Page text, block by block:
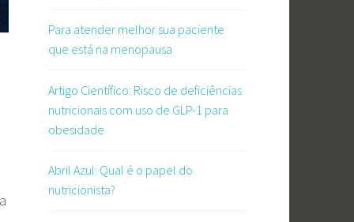
Para atender melhor sua paciente
que está na menopausa
Artigo Científico: Risco de deficiências
nutricionais com uso de GLP-1 para
obesidade
Abril Azul: Qual é o papel do
nutricionista?